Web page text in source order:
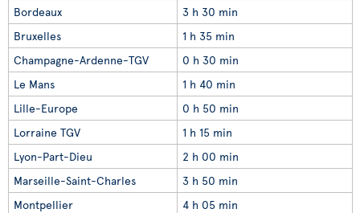
Bordeaux
3 h 30 min
Bruxelles
1 h 35 min
Champagne-Ardenne-TGV
0 h 30 min
Le Mans
1 h 40 min
Lille-Europe
0 h 50 min
Lorraine TGV
1 h 15 min
Lyon-Part-Dieu
2 h 00 min
Marseille-Saint-Charles
3 h 50 min
Montpellier
4 h 05 min